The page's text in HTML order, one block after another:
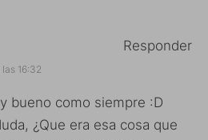
las 16:32
bueno como siempre :D
¿Que era esa cosa que
Responder